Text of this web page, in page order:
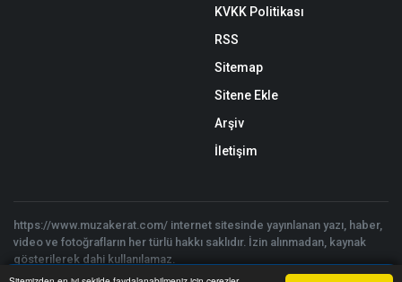
KVKK Politikası
RSS
Sitemap
Sitene Ekle
Arşiv
İletişim
https://www.muzakerat.com/ internet sitesinde yayınlanan yazı, haber,
video ve fotoğrafların her türlü hakkı saklıdır. İzin alınmadan, kaynak
gösterilerek dahi kullanılamaz.
Copyright © 2026 Müzakerat 2017 - 2025 - Tüm hakları saklıdır. |